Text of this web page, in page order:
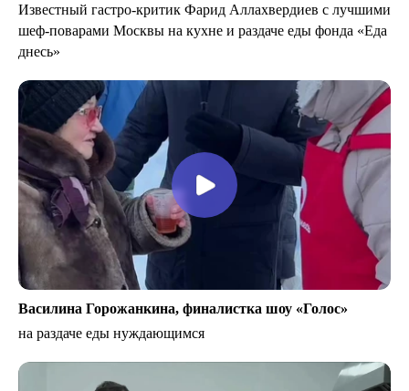
Известный гастро-критик Фарид Аллахвердиев с лучшими
шеф-поварами Москвы на кухне и раздаче еды фонда «Еда
днесь»
Василина Горожанкина, финалистка шоу «Голос»
на раздаче еды нуждающимся